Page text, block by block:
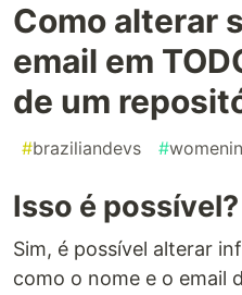
Como alterar
email em
de um
#braziliandevs #
Isso é possível?
Sim, é possível alterar
como o nome e o email